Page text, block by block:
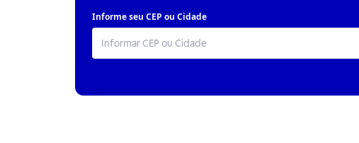
Informe seu CEP ou Cidade